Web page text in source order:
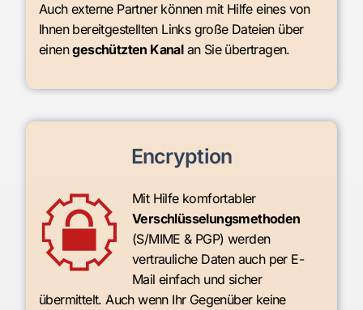
Auch externe Partner können mit Hilfe eines von
Ihnen bereitgestellten Links große Dateien über
einengeschützten Kanalan Sie übertragen.
Encryption
Mit Hilfe komfortabler
Verschlüsselungsmethoden
(S/MIME & PGP) werden
vertrauliche Daten auch per E-
Mail einfach und sicher
übermittelt. Auch wenn Ihr Gegenüber keine